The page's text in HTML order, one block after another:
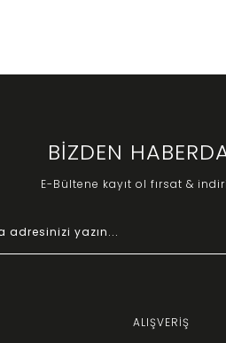
BİZDEN
E-Bültene kayıt ol fırsat &
ALIŞVERİŞ